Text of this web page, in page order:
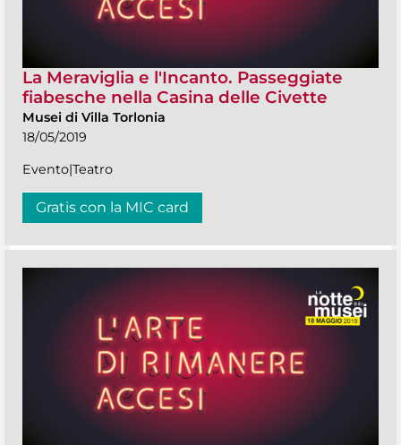
La Meraviglia e l'Incanto. Passeggiate
fiabesche nella Casina delle Civette
Musei di Villa Torlonia
18/05/2019
Evento|Teatro
Gratis con la MIC card